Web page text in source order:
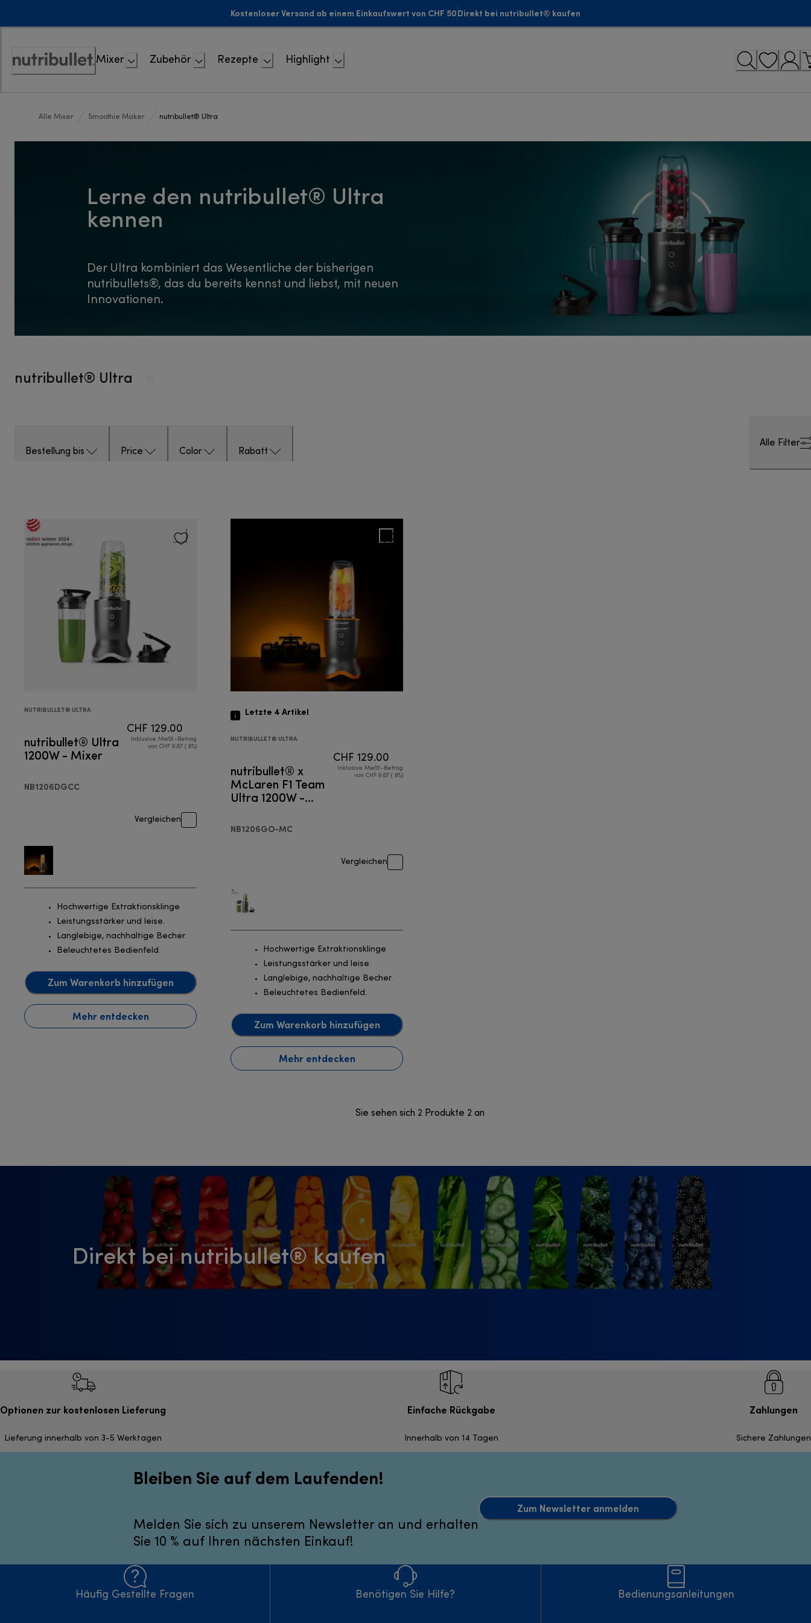
Kostenloser Versand ab einem Einkaufswert von CHF 50Direkt bei nutribullet® kaufen
Accessibility
Mixer Zubehör Rezepte Highlight
Alle Mixer Smoothie Maker nutribullet® Ultra
Lerne den nutribullet® Ultra
kennen
Der Ultra kombiniert das Wesentliche der bisherigen
nutribullets®, das du bereits kennst und liebst, mit neuen
Innovationen.
nutribullet® Ultra
Bestellung bis Price Color Rabatt
Alle Filter
NUTRIBULLET® ULTRA
nutribullet® Ultra
1200W - Mixer
NB1206DGCC
CHF 129.00
Inklusive MwSt.-Betrag
von CHF 9.67 ( 8%)
Vergleichen
Hochwertige Extraktionsklinge
Leistungsstärker und leise.
Langlebige, nachhaltige Becher.
Beleuchtetes Bedienfeld.
Zum Warenkorb hinzufügen
Mehr entdecken
Letzte 4 Artikel
NUTRIBULLET® ULTRA
nutribullet® x
McLaren F1 Team
Ultra 1200W -
NB1206GO-MC
CHF 129.00
Inklusive MwSt.-Betrag
von CHF 9.67 ( 8%)
Vergleichen
Hochwertige Extraktionsklinge
Leistungsstärker und leise.
Langlebige, nachhaltige Becher.
Beleuchtetes Bedienfeld.
Zum Warenkorb hinzufügen
Mehr entdecken
Sie sehen sich 2 Produkte 2 an
Direkt bei nutribullet® kaufen
Optionen zur kostenlosen Lieferung
Lieferung innerhalb von 3-5 Werktagen
Einfache Rückgabe
Innerhalb von 14 Tagen
Zahlungen
Sichere Zahlungen
Bleiben Sie auf dem Laufenden!
Melden Sie sich zu unserem Newsletter an und erhalten
Sie 10 % auf Ihren nächsten Einkauf!
Zum Newsletter anmelden
Häufig Gestellte Fragen Benötigen Sie Hilfe? Bedienungsanleitungen